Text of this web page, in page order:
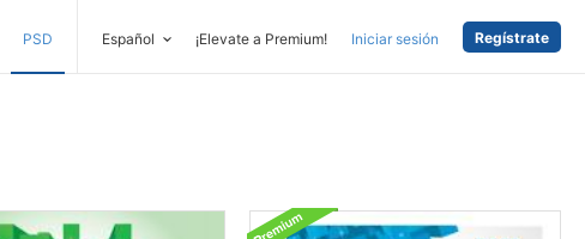
PSD Español ¡Elevate a Premium! Iniciar sesión Regístrate